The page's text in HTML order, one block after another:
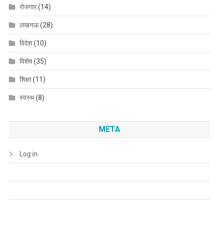
रोजगार(14)
लखनऊ(28)
विदेश(10)
विशेष(35)
शिक्षा(11)
स्वस्थ(8)
META
Log in